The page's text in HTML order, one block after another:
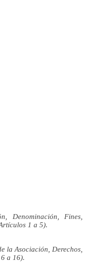
Denominación, Fines,
1 a 5).
la Asociación, Derechos,
6 a 16).